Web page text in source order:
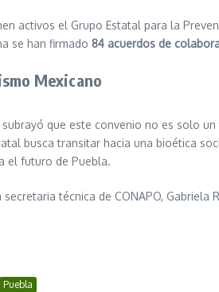
activos el Grupo Estatal para la
se han firmado 84 acuerdos de
Mexicano
subrayó que este convenio no es solo
busca transitar hacia una bioética
el futuro de Puebla.
técnica de CONAPO,
Puebla